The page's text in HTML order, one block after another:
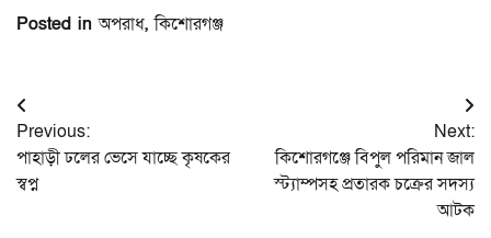
Posted inঅপরাধ,কিশোরগঞ্জ
Post
navigation
Previous:
পাহাড়ী ঢলের ভেসে যাচ্ছে কৃষকের
স্বপ্ন
Next:
কিশোরগঞ্জে বিপুল পরিমান জাল
স্ট্যাম্পসহ প্রতারক চক্রের সদস্য
আটক